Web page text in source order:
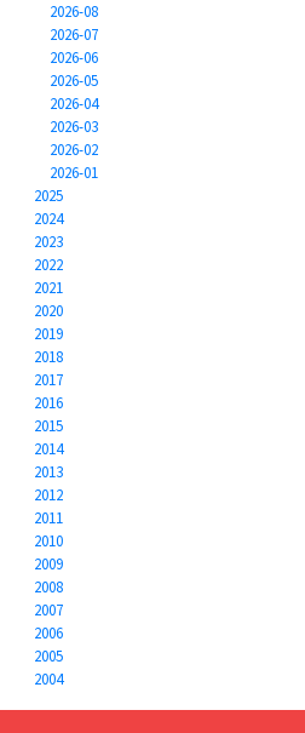
2026-08
2026-07
2026-06
2026-05
2026-04
2026-03
2026-02
2026-01
2025
2024
2023
2022
2021
2020
2019
2018
2017
2016
2015
2014
2013
2012
2011
2010
2009
2008
2007
2006
2005
2004